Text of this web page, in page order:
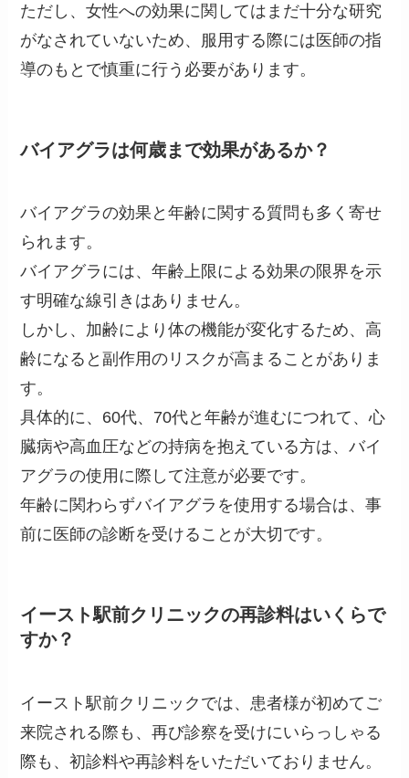
ただし、女性への効果に関してはまだ十分な研究
がなされていないため、服用する際には医師の指
導のもとで慎重に行う必要があります。
バイアグラは何歳まで効果があるか？
バイアグラの効果と年齢に関する質問も多く寄せ
られます。
バイアグラには、年齢上限による効果の限界を示
す明確な線引きはありません。
しかし、加齢により体の機能が変化するため、高
齢になると副作用のリスクが高まることがありま
す。
具体的に、60代、70代と年齢が進むにつれて、心
臓病や高血圧などの持病を抱えている方は、バイ
アグラの使用に際して注意が必要です。
年齢に関わらずバイアグラを使用する場合は、事
前に医師の診断を受けることが大切です。
イースト駅前クリニックの再診料はいくらで
すか？
イースト駅前クリニックでは、患者様が初めてご
来院される際も、再び診察を受けにいらっしゃる
際も、初診料や再診料をいただいておりません。